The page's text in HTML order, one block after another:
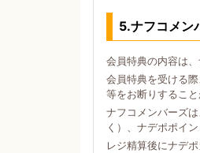
5.ナフコメン
会員特典の内容は
会員特典を受ける
等をお断りすること
ナフコメンバーズ
く）、ナデポポイ
レジ精算後にナデ